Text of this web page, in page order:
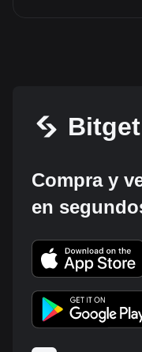
Compra y
en